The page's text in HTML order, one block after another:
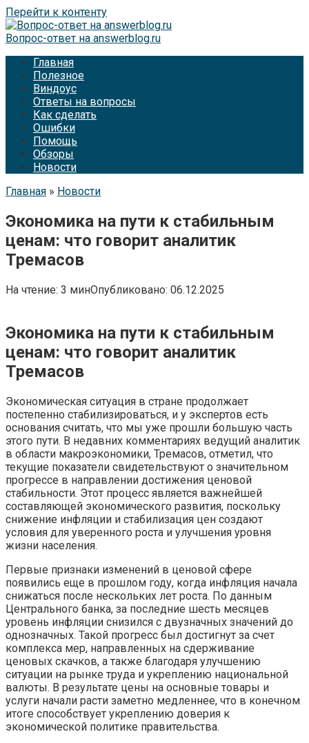
Перейти к контенту
Вопрос-ответ на answerblog.ru
Главная
Полезное
Виндоус
Ответы на вопросы
Как сделать
Ошибки
Помощь
Обзоры
Новости
Главная » Новости
Экономика на пути к стабильным
ценам: что говорит аналитик
Тремасов
На чтение: 3 минОпубликовано: 06.12.2025
Экономика на пути к стабильным
ценам: что говорит аналитик
Тремасов
Экономическая ситуация в стране продолжает
постепенно стабилизироваться, и у экспертов есть
основания считать, что мы уже прошли большую часть
этого пути. В недавних комментариях ведущий аналитик
в области макроэкономики, Тремасов, отметил, что
текущие показатели свидетельствуют о значительном
прогрессе в направлении достижения ценовой
стабильности. Этот процесс является важнейшей
составляющей экономического развития, поскольку
снижение инфляции и стабилизация цен создают
условия для уверенного роста и улучшения уровня
жизни населения.
Первые признаки изменений в ценовой сфере
появились еще в прошлом году, когда инфляция начала
снижаться после нескольких лет роста. По данным
Центрального банка, за последние шесть месяцев
уровень инфляции снизился с двузначных значений до
однозначных. Такой прогресс был достигнут за счет
комплекса мер, направленных на сдерживание
ценовых скачков, а также благодаря улучшению
ситуации на рынке труда и укреплению национальной
валюты. В результате цены на основные товары и
услуги начали расти заметно медленнее, что в конечном
итоге способствует укреплению доверия к
экономической политике правительства.